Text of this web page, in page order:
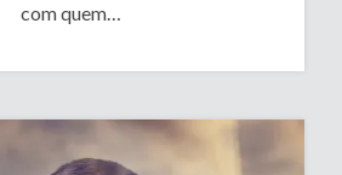
com quem…